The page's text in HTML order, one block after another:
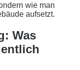
wie man
aufsetzt.
Was